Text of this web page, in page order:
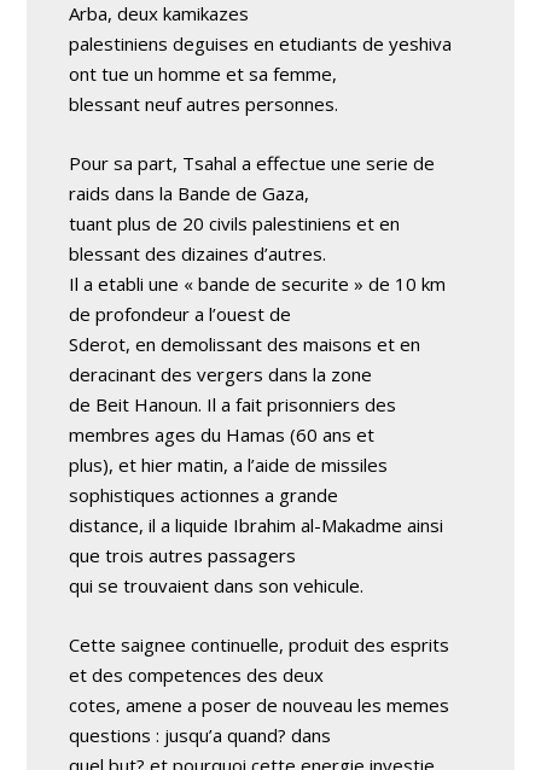
Arba, deux kamikazes
palestiniens deguises en etudiants de yeshiva
ont tue un homme et sa femme,
blessant neuf autres personnes.
Pour sa part, Tsahal a effectue une serie de
raids dans la Bande de Gaza,
tuant plus de 20 civils palestiniens et en
blessant des dizaines d’autres.
Il a etabli une « bande de securite » de 10 km
de profondeur a l’ouest de
Sderot, en demolissant des maisons et en
deracinant des vergers dans la zone
de Beit Hanoun. Il a fait prisonniers des
membres ages du Hamas (60 ans et
plus), et hier matin, a l’aide de missiles
sophistiques actionnes a grande
distance, il a liquide Ibrahim al-Makadme ainsi
que trois autres passagers
qui se trouvaient dans son vehicule.
Cette saignee continuelle, produit des esprits
et des competences des deux
cotes, amene a poser de nouveau les memes
questions : jusqu’a quand? dans
quel but? et pourquoi cette energie investie